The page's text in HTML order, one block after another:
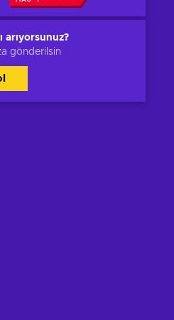
arıyorsunuz?
gönderilsin